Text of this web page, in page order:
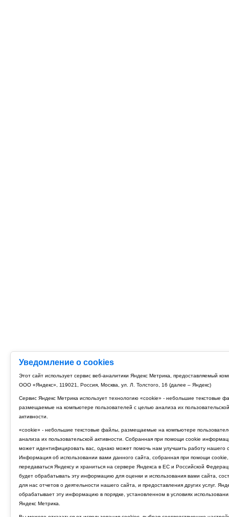
Уведомление о cookies
Этот сайт использует сервис веб-аналитики Яндекс Метрика, предоставляемый
ООО «Яндекс», 119021, Россия, Москва, ул. Л. Толстого, 16 (далее – Яндекс)
Сервис Яндекс Метрика использует технологию «cookie» - небольшие текстовые
размещаемые на компьютере пользователей с целью анализа их пользовательской
активности.
«cookie» - небольшие текстовые файлы, размещаемые на компьютере
анализа их пользовательской активности. Собранная при помощи cookie
может идентифицировать вас, однако может помочь нам улучшить работу нашего
Информация об использовании вами данного сайта, собранная при помощи cookie,
передаваться Яндексу и храниться на сервере Яндекса в ЕС и Российской
будет обрабатывать эту информацию для оценки и использования вами сайта,
для нас отчетов о деятельности нашего сайта, и предоставления других услуг.
обрабатывает эту информацию в порядке, установленном в условиях
Яндекс Метрика.